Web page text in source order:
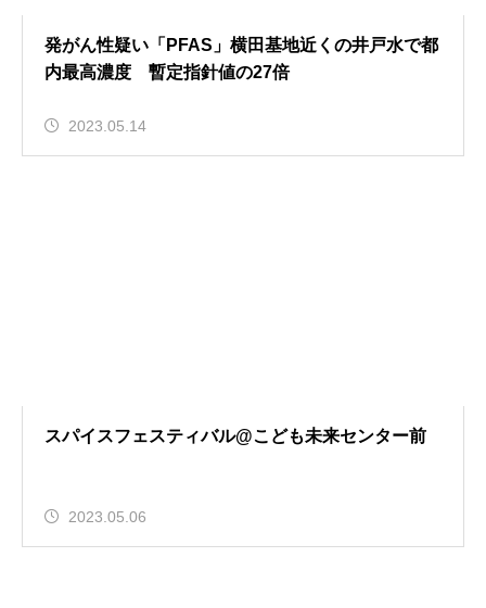
発がん性疑い「PFAS」横田基地近くの井戸水で都
内最高濃度 暫定指針値の27倍
2023.05.14
スパイスフェスティバル@こども未来センター前
2023.05.06